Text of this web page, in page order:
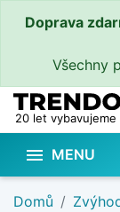
Doprava
Všechny
20 let
 MENU
Domů